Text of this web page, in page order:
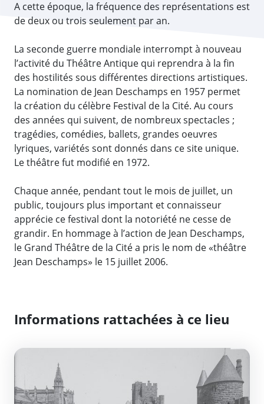
A cette époque, la fréquence des représentations est
de deux ou trois seulement par an.
La seconde guerre mondiale interrompt à nouveau
l’activité du Théâtre Antique qui reprendra à la fin
des hostilités sous différentes directions artistiques.
La nomination de Jean Deschamps en 1957 permet
la création du célèbre Festival de la Cité. Au cours
des années qui suivent, de nombreux spectacles ;
tragédies, comédies, ballets, grandes oeuvres
lyriques, variétés sont donnés dans ce site unique.
Le théâtre fut modifié en 1972.
Chaque année, pendant tout le mois de juillet, un
public, toujours plus important et connaisseur
apprécie ce festival dont la notoriété ne cesse de
grandir. En hommage à l’action de Jean Deschamps,
le Grand Théâtre de la Cité a pris le nom de «théâtre
Jean Deschamps» le 15 juillet 2006.
Informations rattachées à ce lieu
Le Théâtre de la Cité, le Théâtre Jean-Deschamps